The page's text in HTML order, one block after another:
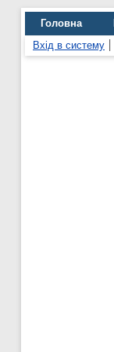
Головна
Вхід в систему